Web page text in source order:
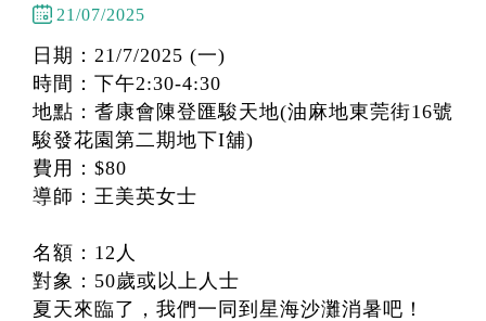
21/07/2025
日期：21/7/2025 (一)
時間：下午2:30-4:30
地點：耆康會陳登匯駿天地(油麻地東莞街16號
駿發花園第二期地下I舖)
費用：$80
導師：王美英女士
名額：12人
對象：50歲或以上人士
夏天來臨了，我們一同到星海沙灘消暑吧！